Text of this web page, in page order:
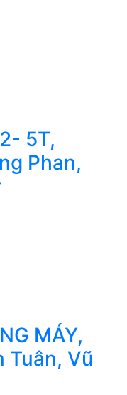
5T,
Phan,
MÁY,
Tuân, Vũ